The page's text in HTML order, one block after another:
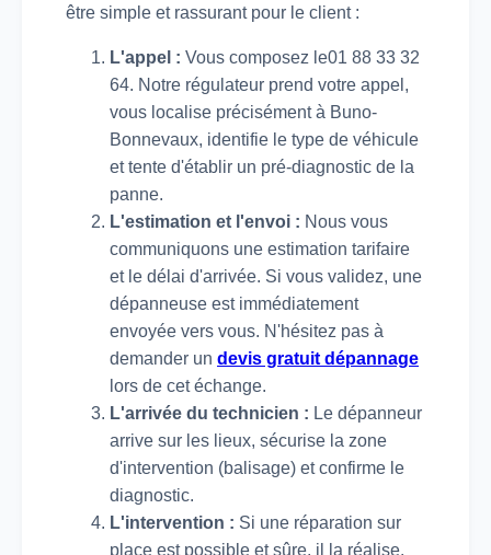
être simple et rassurant pour le client :
L'appel : Vous composez le01 88 33 32
64. Notre régulateur prend votre appel,
vous localise précisément à Buno-
Bonnevaux, identifie le type de véhicule
et tente d'établir un pré-diagnostic de la
panne.
L'estimation et l'envoi : Nous vous
communiquons une estimation tarifaire
et le délai d'arrivée. Si vous validez, une
dépanneuse est immédiatement
envoyée vers vous. N'hésitez pas à
demander un devis gratuit dépannage
lors de cet échange.
L'arrivée du technicien : Le dépanneur
arrive sur les lieux, sécurise la zone
d'intervention (balisage) et confirme le
diagnostic.
L'intervention : Si une réparation sur
place est possible et sûre, il la réalise.